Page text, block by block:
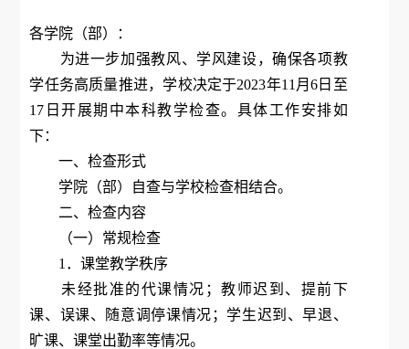
各学院（部）：
为进一步加强教风、学风建设，确保各项教
学任务高质量推进，学校决定于2023年11月6日至
17日开展期中本科教学检查。具体工作安排如
下：
一、检查形式
学院（部）自查与学校检查相结合。
二、检查内容
（一）常规检查
1．课堂教学秩序
未经批准的代课情况；教师迟到、提前下
课、误课、随意调停课情况；学生迟到、早退、
旷课、课堂出勤率等情况。